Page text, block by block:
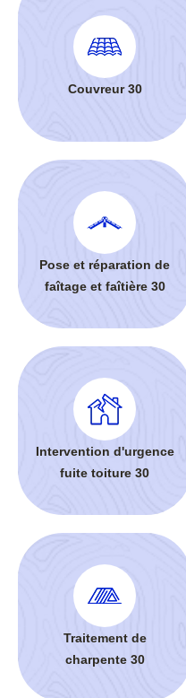
Couvreur 30
Pose et réparation de
faîtage et faîtière 30
Intervention d'urgence
fuite toiture 30
Traitement de
charpente 30